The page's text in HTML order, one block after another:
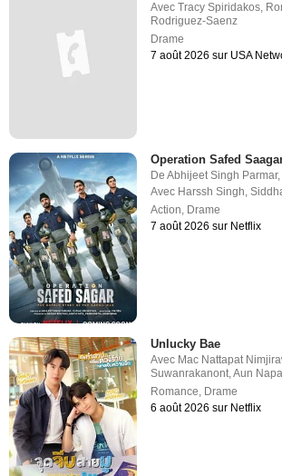
AvecTracy Spiridakos
Rodriguez-Saenz
Drame
7 août 2026 sur USA
Operation Safed
DeAbhijeet Singh Parmar,
Avec Harssh Singh,
Action, Drame
7 août 2026 sur Netflix
Unlucky Bae
Avec Mac Nattapat
Suwanrakanont,Aun
Romance, Drame
6 août 2026 sur Netflix